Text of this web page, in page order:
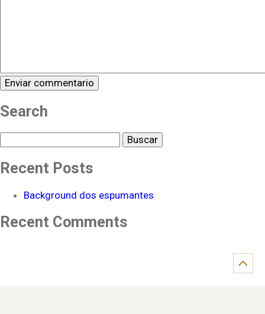
Search
Recent Posts
Background dos espumantes
Recent Comments